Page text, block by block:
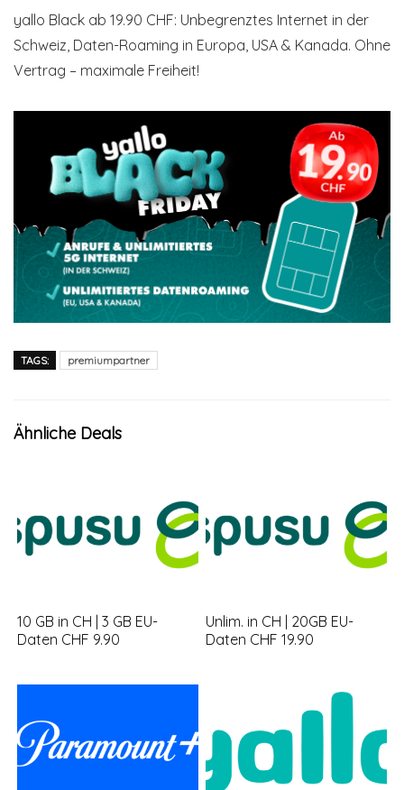
yallo Black ab 19.90 CHF: Unbegrenztes Internet in der
Schweiz, Daten-Roaming in Europa, USA & Kanada. Ohne
Vertrag – maximale Freiheit!
TAGS: premiumpartner
Ähnliche Deals
10 GB in CH | 3 GB EU-
Daten CHF 9.90
Unlim. in CH | 20GB EU-
Daten CHF 19.90